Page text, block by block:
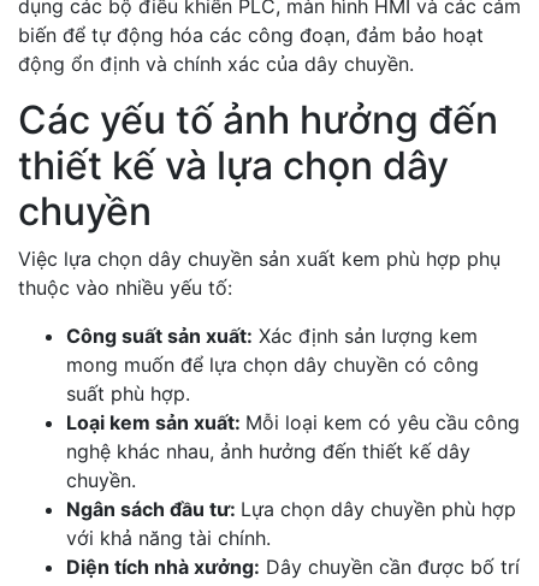
dụng các bộ điều khiển PLC, màn hình HMI và các cảm
biến để tự động hóa các công đoạn, đảm bảo hoạt
động ổn định và chính xác của dây chuyền.
Các yếu tố ảnh hưởng đến
thiết kế và lựa chọn dây
chuyền
Việc lựa chọn dây chuyền sản xuất kem phù hợp phụ
thuộc vào nhiều yếu tố:
Công suất sản xuất: Xác định sản lượng kem
mong muốn để lựa chọn dây chuyền có công
suất phù hợp.
Loại kem sản xuất: Mỗi loại kem có yêu cầu công
nghệ khác nhau, ảnh hưởng đến thiết kế dây
chuyền.
Ngân sách đầu tư: Lựa chọn dây chuyền phù hợp
với khả năng tài chính.
Diện tích nhà xưởng: Dây chuyền cần được bố trí